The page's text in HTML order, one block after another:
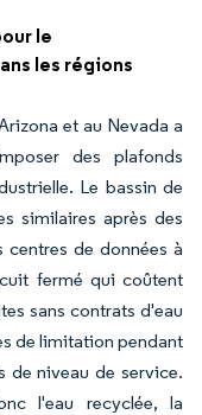
le
les régions
et au Nevada a
des plafonds
Le bassin de
similaires après des
de données à
fermé qui coûtent
sans contrats d'eau
de limitation pendant
de niveau de service.
l'eau recyclée, la